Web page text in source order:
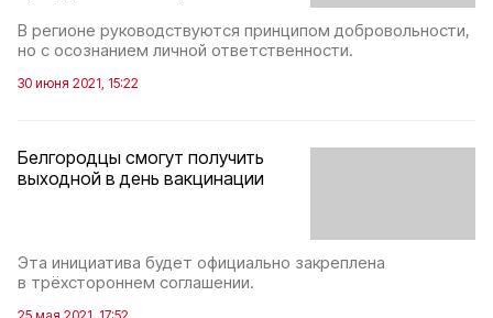
В регионе руководствуются принципом добровольности,
но с осознанием личной ответственности.
30 июня 2021, 15:22
Белгородцы смогут получить
выходной в день вакцинации
Эта инициатива будет официально закреплена
в трёхстороннем соглашении.